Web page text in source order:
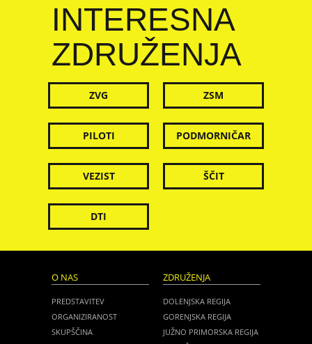
INTERESNA
ZDRUŽENJA
ZVG ZSM
PILOTI PODMORNIČAR
VEZIST ŠČIT
DTI
O NAS
PREDSTAVITEV
ORGANIZIRANOST
SKUPŠČINA
ZDRUŽENJA
DOLENJSKA REGIJA
GORENJSKA REGIJA
JUŽNO PRIMORSKA REGIJA